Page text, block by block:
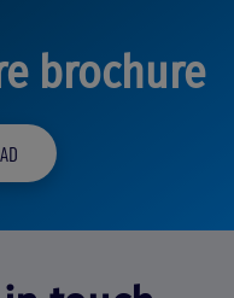
brochure